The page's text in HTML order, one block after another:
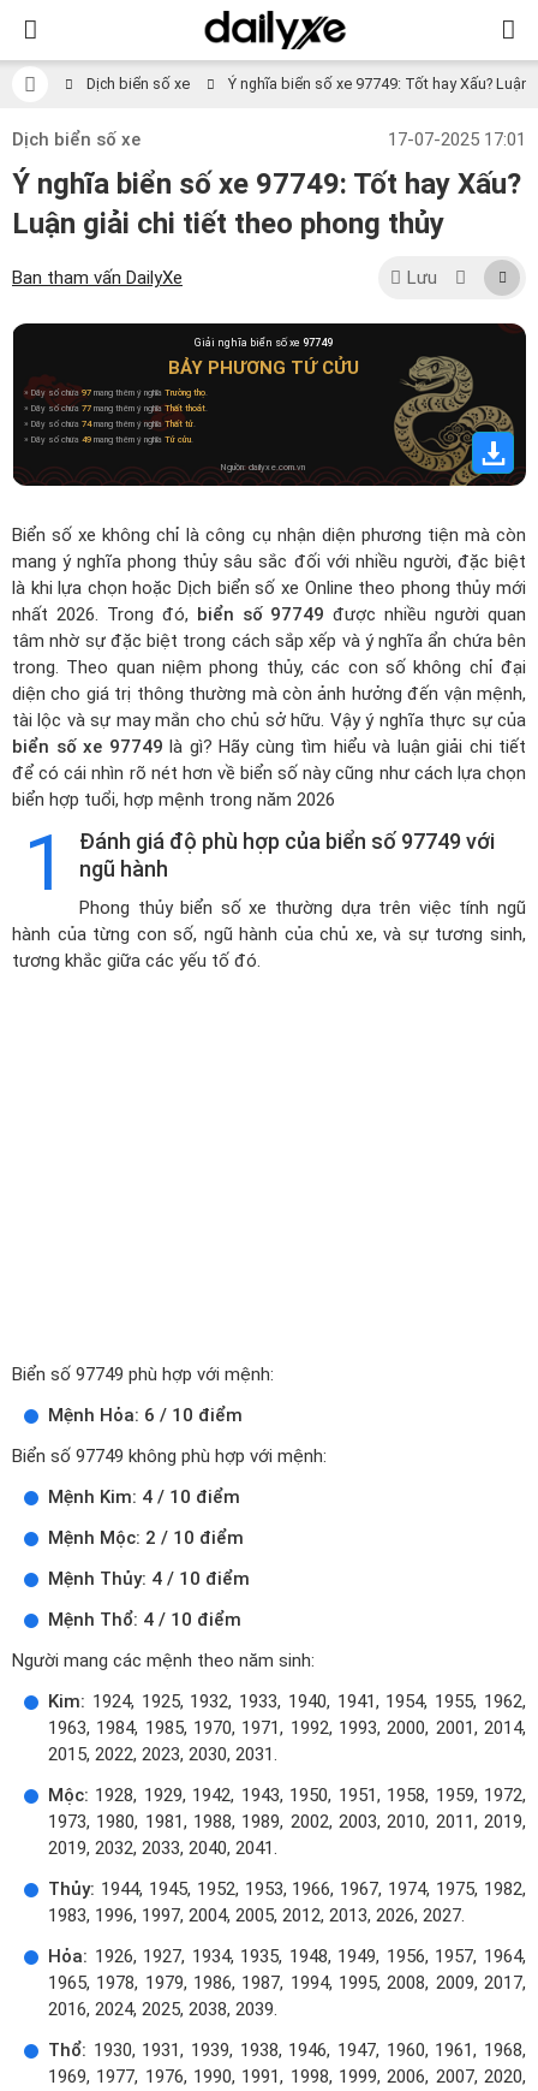
Dịch biển số xe Ý nghĩa biển số xe 97749: Tốt hay Xấu?
Dịch biển số xe 17-07-2025 17:01
Ý nghĩa biển số xe 97749: Tốt hay Xấu?
Luận giải chi tiết theo phong thủy
Ban tham vấn DailyXe Lưu
Giải nghĩa biển số xe 97749
BẢY PHƯƠNG TỨ CỬU
» Dãy số chứa97 mang thêm ý nghĩa Trường thọ.
» Dãy số chứa 77 mang thêm ý nghĩaThất thoát.
» Dãy số chứa 74mang thêm ý nghĩaThất tử.
» Dãy số chứa 49 mang thêm ý nghĩa Tứ cửu.
Nguồn: dailyxe.com.vn
Biển số xe không chỉ là công cụ nhận diện phương tiện mà còn
mang ý nghĩa phong thủy sâu sắc đối với nhiều người, đặc biệt
là khi lựa chọn hoặcDịch biển số xe Online theo phong thủy mới
nhất 2026. Trong đó, biển số 97749 được nhiều người quan
tâm nhờ sự đặc biệt trong cách sắp xếp và ý nghĩa ẩn chứa bên
trong. Theo quan niệm phong thủy, các con số không chỉ đại
diện cho giá trị thông thường mà còn ảnh hưởng đến vận mệnh,
tài lộc và sự may mắn cho chủ sở hữu. Vậy ý nghĩa thực sự của
biển số xe 97749 là gì? Hãy cùng tìm hiểu và luận giải chi tiết
để có cái nhìn rõ nét hơn về biển số này cũng như cách lựa chọn
biển hợp tuổi, hợp mệnh trong năm 2026
1
Đánh giá độ phù hợp của biển số 97749 với
ngũ hành
Phong thủy biển số xe thường dựa trên việc tính ngũ
hành của từng con số, ngũ hành của chủ xe, và sự tương sinh,
tương khắc giữa các yếu tố đó.
Biển số 97749 phù hợp với mệnh:
Mệnh Hỏa: 6 / 10 điểm
Biển số 97749 không phù hợp với mệnh:
Mệnh Kim: 4 / 10 điểm
Mệnh Mộc: 2 / 10 điểm
Mệnh Thủy: 4 / 10 điểm
Mệnh Thổ: 4 / 10 điểm
Người mang các mệnh theo năm sinh:
Kim: 1924, 1925, 1932, 1933, 1940, 1941, 1954, 1955, 1962,
1963, 1984, 1985, 1970, 1971, 1992, 1993, 2000, 2001, 2014,
2015, 2022, 2023, 2030, 2031.
Mộc: 1928, 1929, 1942, 1943, 1950, 1951, 1958, 1959, 1972,
1973, 1980, 1981, 1988, 1989, 2002, 2003, 2010, 2011, 2019,
2019, 2032, 2033, 2040, 2041.
Thủy: 1944, 1945, 1952, 1953, 1966, 1967, 1974, 1975, 1982,
1983, 1996, 1997, 2004, 2005, 2012, 2013, 2026, 2027.
Hỏa: 1926, 1927, 1934, 1935, 1948, 1949, 1956, 1957, 1964,
1965, 1978, 1979, 1986, 1987, 1994, 1995, 2008, 2009, 2017,
2016, 2024, 2025, 2038, 2039.
Thổ: 1930, 1931, 1939, 1938, 1946, 1947, 1960, 1961, 1968,
1969, 1977, 1976, 1990, 1991, 1998, 1999, 2006, 2007, 2020,